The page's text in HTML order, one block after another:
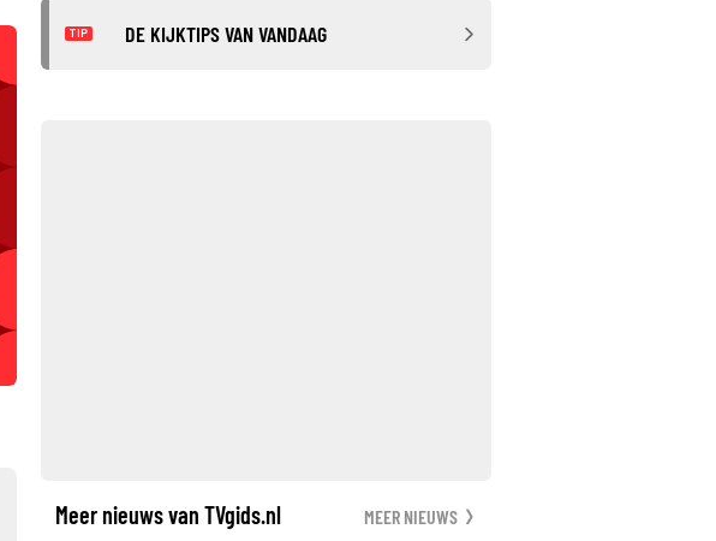
TIP DE KIJKTIPS VAN VANDAAG
Meer nieuws van TVgids.nl MEER NIEUWS